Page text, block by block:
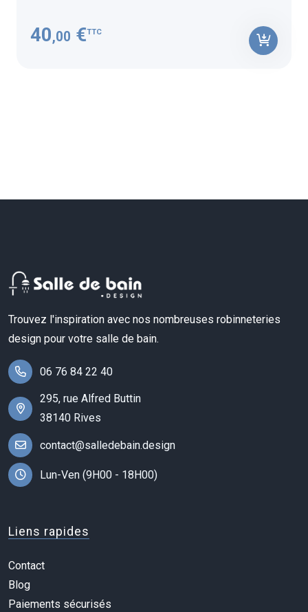
40,00 €TTC
Trouvez l'inspiration avec nos nombreuses robinneteries
design pour votre salle de bain.
06 76 84 22 40
295, rue Alfred Buttin
38140 Rives
contact@salledebain.design
Lun-Ven (9H00 - 18H00)
Liens rapides
Contact
Blog
Paiements sécurisés